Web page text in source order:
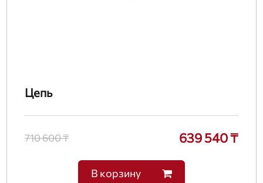
Цепь
710 600 ₸ 639 540 ₸
В корзину